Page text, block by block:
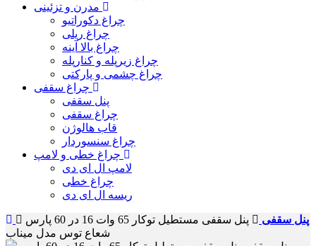
چراغ دکوراتیو
چراغ ریلی
چراغ بالا آینه
چراغ زیرپله و کنارپله
چراغ چشمی و پارکتی
پنل سقفی
چراغ سقفی
قاب هالوژن
چراغ سنسوردار
لامپ ال ای دی
چراغ خطی
ریسه ال ای دی
پنل سقفی
پنل سقفی مستطیل توکار 65 وات 16 در 60 پارس
شعاع توس مدل میناب